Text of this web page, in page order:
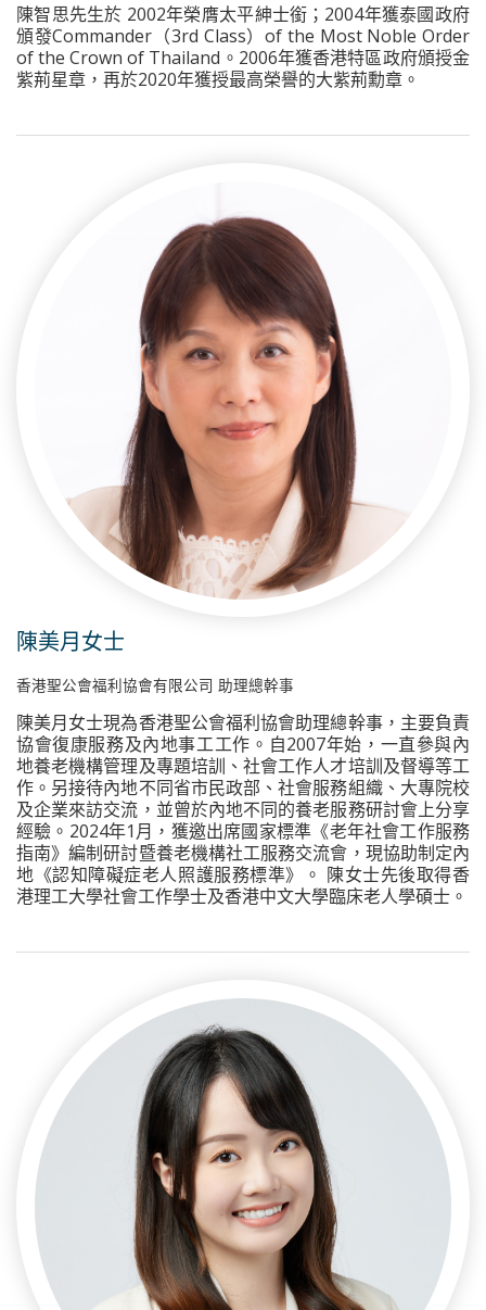
陳智思先生於 2002年榮膺太平紳士銜；2004年獲泰國政府
頒發Commander（3rd Class）of the Most Noble Order
of the Crown of Thailand。2006年獲香港特區政府頒授金
紫荊星章，再於2020年獲授最高榮譽的大紫荊勳章。
陳美月女士
香港聖公會福利協會有限公司 助理總幹事
陳美月女士現為香港聖公會福利協會助理總幹事，主要負責
協會復康服務及內地事工工作。自2007年始，一直參與內
地養老機構管理及專題培訓、社會工作人才培訓及督導等工
作。另接待內地不同省市民政部、社會服務組織、大專院校
及企業來訪交流，並曾於內地不同的養老服務研討會上分享
經驗。2024年1月，獲邀出席國家標準《老年社會工作服務
指南》編制研討暨養老機構社工服務交流會，現協助制定內
地《認知障礙症老人照護服務標準》。 陳女士先後取得香
港理工大學社會工作學士及香港中文大學臨床老人學碩士。